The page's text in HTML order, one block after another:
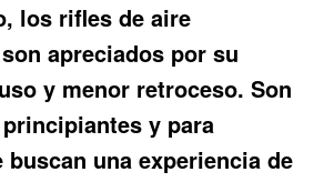
los rifles de aire
apreciados por su
y menor retroceso. Son
y para
buscan una experiencia de